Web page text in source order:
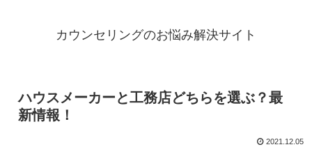
カウンセリングのお悩み解決サイト
ハウスメーカーと工務店どちらを選ぶ？最
新情報！
2021.12.05